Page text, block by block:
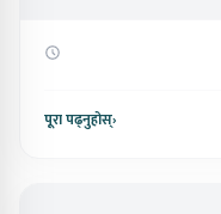
पूरा पढ्नुहोस्›